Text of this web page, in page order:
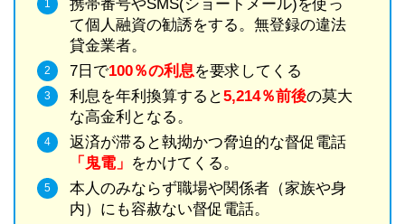
携帯番号やSMS(ショートメール)を使っ
て個人融資の勧誘をする。無登録の違法
貸金業者。
7日で100％の利息を要求してくる
利息を年利換算すると5,214％前後の莫大
な高金利となる。
返済が滞ると執拗かつ脅迫的な督促電話
「鬼電」 をかけてくる。
本人のみならず職場や関係者（家族や身
内）にも容赦ない督促電話。